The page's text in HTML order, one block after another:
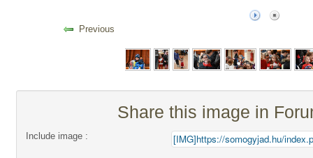
Previous
Share this image in
Include image :